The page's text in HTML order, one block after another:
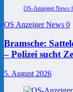
OS-Anzeiger News
OS Anzeiger News 0
Bramsche:
– Polizei sucht
5. August 2026